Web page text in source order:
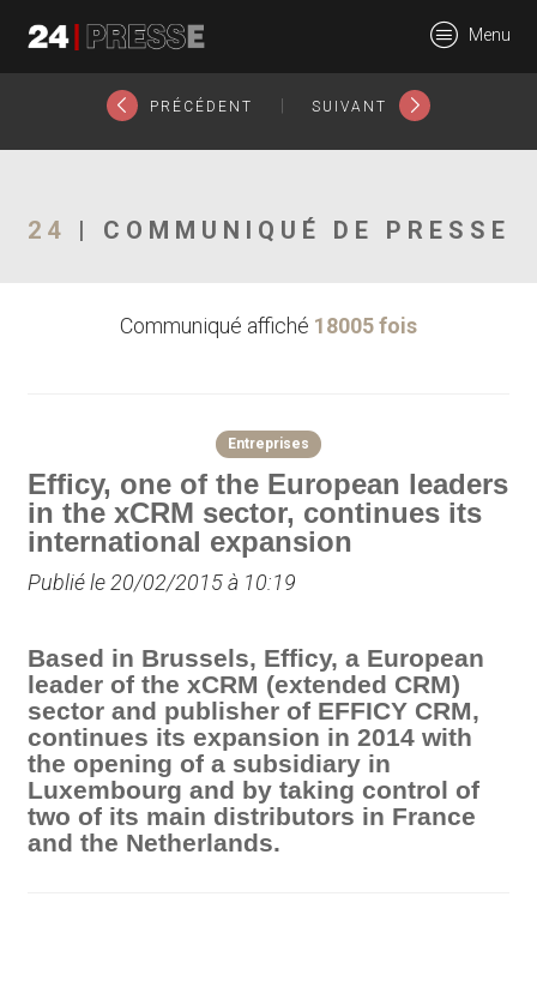
24Presse -
Communiqués de
Menu
PRÉCÉDENT SUIVANT
24 | COMMUNIQUÉ DE PRESSE
Communiqué affiché 18005 fois
Entreprises
Efficy, one of the European leaders
in the xCRM sector, continues its
international expansion
Publié le 20/02/2015 à 10:19
Based in Brussels, Efficy, a European
leader of the xCRM (extended CRM)
sector and publisher of EFFICY CRM,
continues its expansion in 2014 with
the opening of a subsidiary in
Luxembourg and by taking control of
two of its main distributors in France
and the Netherlands.